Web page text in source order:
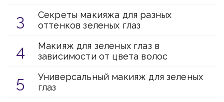
Секреты макияжа для разных
оттенков зеленых глаз
Макияж для зеленых глаз в
зависимости от цвета волос
Универсальный макияж для зеленых
глаз